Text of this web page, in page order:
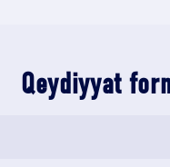
Qeydiyyat